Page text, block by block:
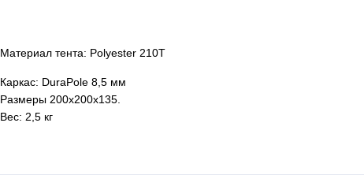
Материал тента: Polyester 210T
Каркас: DuraPole 8,5 мм
Размеры 200х200х135.
Вес: 2,5 кг